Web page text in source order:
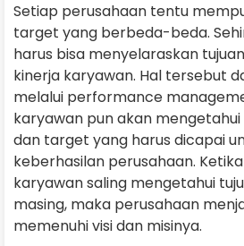
Setiap perusahaan tentu
target yang berbeda-beda.
harus bisa menyelaraskan
kinerja karyawan. Hal tersebut
melalui performance
karyawan pun akan
dan target yang harus dicapai
keberhasilan perusahaan.
karyawan saling mengetahui
masing, maka perusahaan
memenuhi visi dan misinya.